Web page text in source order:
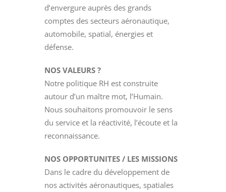
d’envergure auprès des grands
comptes des secteurs aéronautique,
automobile, spatial, énergies et
défense.
NOS VALEURS ?
Notre politique RH est construite
autour d’un maître mot, l’Humain.
Nous souhaitons promouvoir le sens
du service et la réactivité, l’écoute et la
reconnaissance.
NOS OPPORTUNITES / LES MISSIONS
Dans le cadre du développement de
nos activités aéronautiques, spatiales